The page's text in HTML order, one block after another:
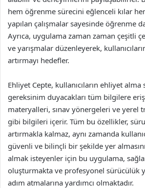
hem öğrenme sürecini eğlenceli kılar
yapılan çalışmalar sayesinde öğrenme
Ayrıca, uygulama zaman zaman çeşitli
ve yarışmalar düzenleyerek,
artırmayı hedefler.
Ehliyet Cepte, kullanıcıların ehliyet
gereksinim duyacakları tüm bilgilere
materyalleri, sınav yönergeleri ve yerel
gibi bilgileri içerir. Tüm bu özellikler,
artırmakla kalmaz, aynı zamanda
güvenli ve bilinçli bir şekilde yer
almak isteyenler için bu uygulama,
oluşturmakta ve profesyonel sürücülük
adım atmalarına yardımcı olmaktadır.